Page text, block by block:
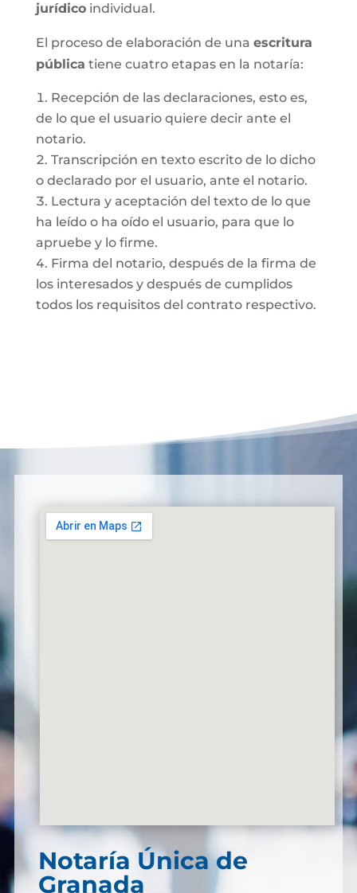
jurídicoindividual.
El proceso de elaboración de una escritura
pública tiene cuatro etapas en la notaría:
Recepción de las declaraciones, esto es,
de lo que el usuario quiere decir ante el
notario.
Transcripción en texto escrito de lo dicho
o declarado por el usuario, ante el notario.
Lectura y aceptación del texto de lo que
ha leído o ha oído el usuario, para que lo
apruebe y lo firme.
Firma del notario, después de la firma de
los interesados y después de cumplidos
todos los requisitos del contrato respectivo.
Notaría Única de
Granada